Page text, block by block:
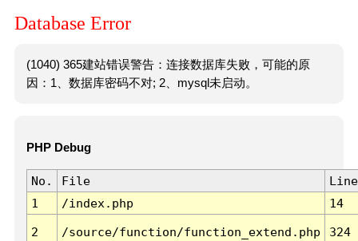
Database Error
(1040) 365建站错误警告：连接数据库失败，可能的原
因：1、数据库密码不对; 2、mysql未启动。
PHP Debug
No. File
Line
1
/index.php 14
2 /source/function/function_extend.php 324